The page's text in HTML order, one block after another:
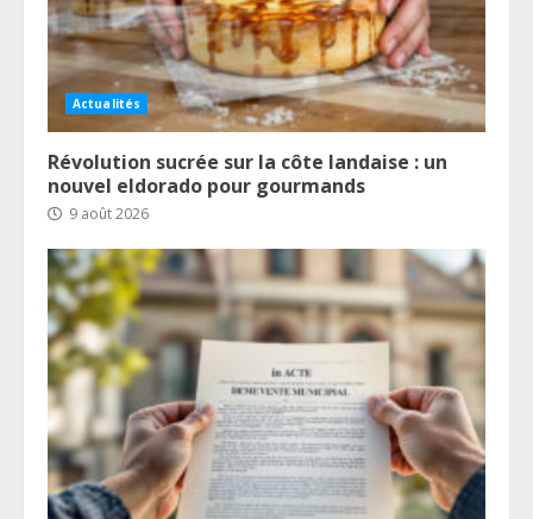
Actualités
Révolution sucrée sur la côte landaise : un
nouvel eldorado pour gourmands
9 août 2026